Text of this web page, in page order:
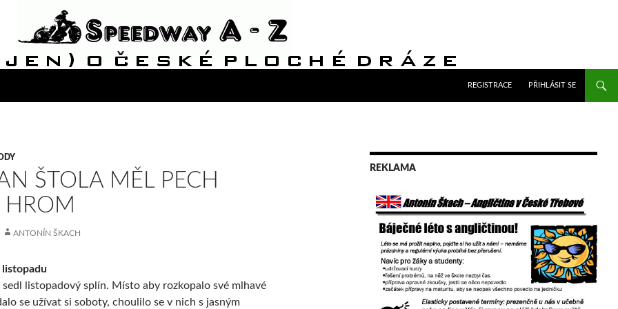
REGISTRACE
PŘIHLÁSIT SE
ŠTOLA MĚL PECH
HROM
ANTONÍN ŠKACH
listopadu
sedl listopadový splín. Místo aby rozkopalo své mlhavé
se užívat si soboty, choulilo se v nich s jasným
REKLAMA